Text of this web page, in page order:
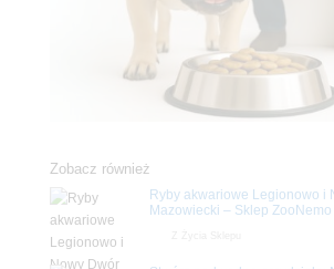
Zobacz również
Ryby akwariowe Legionowo i
Mazowiecki – Sklep ZooNemo